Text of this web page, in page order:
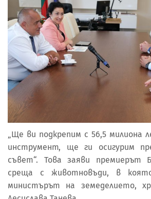
„Ще ви подкрепим с 56,5 милиона
инструмент, ще ги осигурим
съвет“. Това заяви премиерът
среща с животновъди, в
министърът на земеделието,